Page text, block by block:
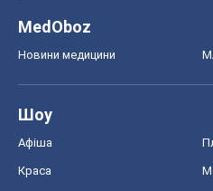
MedOboz
Новини медицини
Шоу
Афіша
Краса